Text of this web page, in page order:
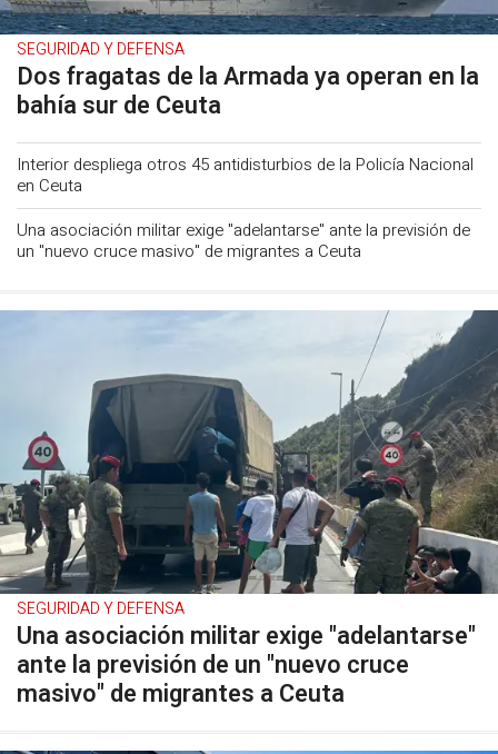
SEGURIDAD Y DEFENSA
Dos fragatas de la Armada ya operan en la
bahía sur de Ceuta
Interior despliega otros 45 antidisturbios de la Policía Nacional
en Ceuta
Una asociación militar exige "adelantarse" ante la previsión de
un "nuevo cruce masivo" de migrantes a Ceuta
SEGURIDAD Y DEFENSA
Una asociación militar exige "adelantarse"
ante la previsión de un "nuevo cruce
masivo" de migrantes a Ceuta